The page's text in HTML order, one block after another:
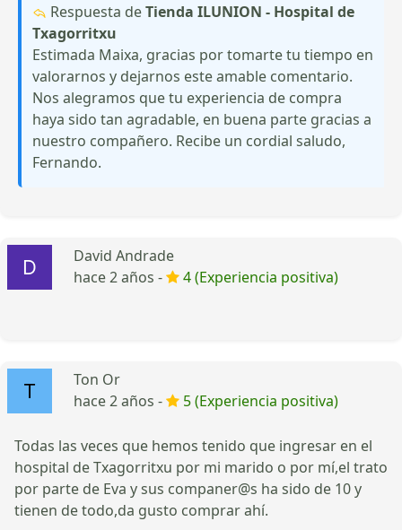
Respuesta deTienda ILUNION - Hospital de
Txagorritxu
Estimada Maixa, gracias por tomarte tu tiempo en
valorarnos y dejarnos este amable comentario.
Nos alegramos que tu experiencia de compra
haya sido tan agradable, en buena parte gracias a
nuestro compañero. Recibe un cordial saludo,
Fernando.
David Andrade
hace 2 años -
4 (Experiencia positiva)
Ton Or
hace 2 años -
5 (Experiencia positiva)
Todas las veces que hemos tenido que ingresar en el
hospital de Txagorritxu por mi marido o por mí,el trato
por parte de Eva y sus companer@s ha sido de 10 y
tienen de todo,da gusto comprar ahí.